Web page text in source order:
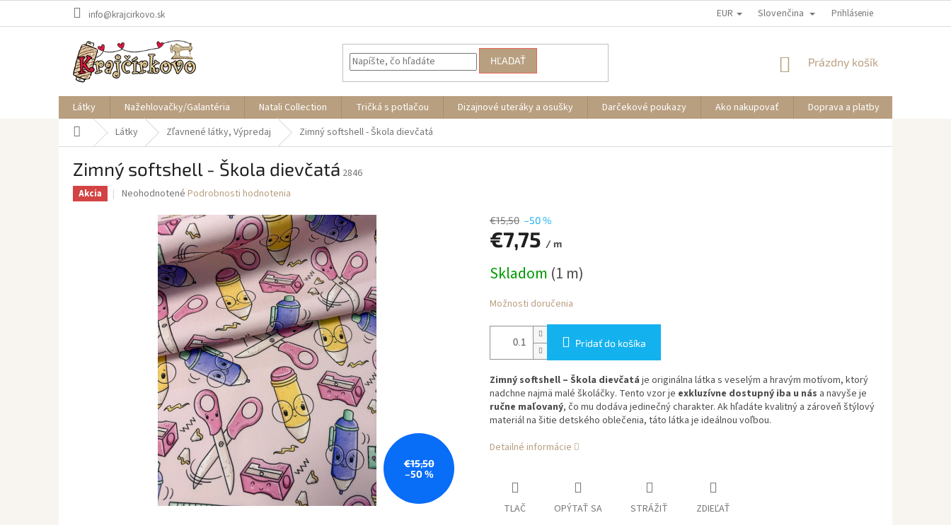
info@krajcirkovo.sk EUR Slovenčina Prihlásenie
HĽADAŤ
NÁKUPNÝ
Prázdny košík
Látky Nažehlovačky/Galantéria Natali Collection Tričká s potlačou Dizajnové uteráky a osušky Darčekové poukazy Ako nakupovať Doprava a platby
DomovLátky Zľavnené látky, Výpredaj Zimný softshell - Škola dievčatá
Zimný softshell - Škola dievčatá 2846
Akcia
Priemerné
produktu
hviezdičiek.
Neohodnotené Podrobnosti hodnotenia
€15,50
–50 %
€15,50 –50 %
€7,75 / m
cena:
Skladom (1 m)
Možnosti doručenia
Pridať do košíka
Zimný softshell – Škola dievčatá je originálna látka s veselým a hravým motívom, ktorý
nadchne najmä malé školáčky. Tento vzor je exkluzívne dostupný iba u nás a navyše je
ručne maľovaný, čo mu dodáva jedinečný charakter. Ak hľadáte kvalitný a zároveň štýlový
materiál na šitie detského oblečenia, táto látka je ideálnou voľbou.
Detailné informácie
TLAČ OPÝTAŤ SA STRÁŽIŤ ZDIEĽAŤ